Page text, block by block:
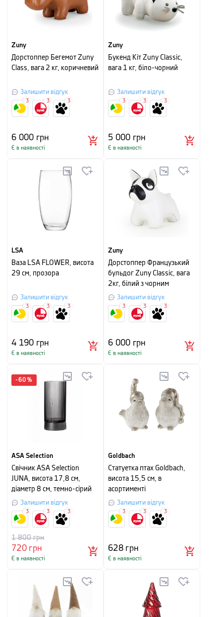
Zuny
Дорстоппер Бегемот Zuny
Class, вага 2 кг, коричневий
Залишити відгук
6 000 грн
Є в наявності
3 3 3
Zuny
Букенд Кіт Zuny Classic,
вага 1 кг, біло-чорний
Залишити відгук
5 000 грн
Є в наявності
3 3 3
LSA
Ваза LSA FLOWER, висота
29 см, прозора
Залишити відгук
4 190 грн
Є в наявності
3 3 3
Zuny
Дорстоппер Французький
бульдог Zuny Classic, вага
2кг, білий з чорним
Залишити відгук
6 000 грн
Є в наявності
3 3 3
-60 %
ASA Selection
Свічник ASA Selection
JUNA, висота 17,8 см,
діаметр 8 см, темно-сірий
Залишити відгук
720грн
1 800грн
Є в наявності
3 3 3
Goldbach
Статуетка птах Goldbach,
висота 15,5 см, в
асортименті
Залишити відгук
628грн
Є в наявності
3 3 3